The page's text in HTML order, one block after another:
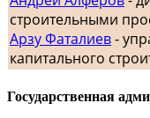
строительными
Арзу Фаталиев-
капитального
Государственная